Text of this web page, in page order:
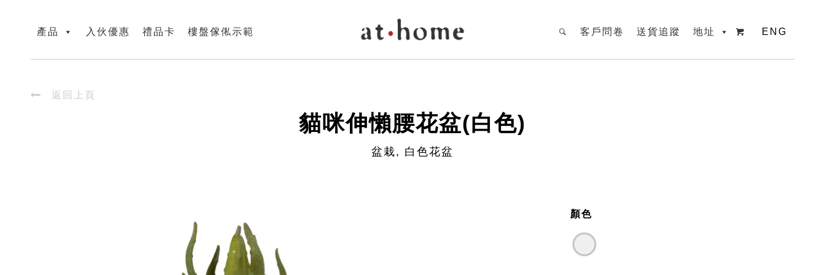
產品 入伙優惠 禮品卡 樓盤傢俬示範 
地址
送貨追蹤
客戶問卷 ENG
 返回上頁
貓咪伸懶腰花盆(白色)
盆栽, 白色花盆
顏色